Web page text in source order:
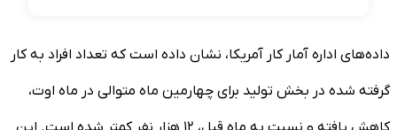
داده‌های اداره آمار کار آمریکا، نشان داده است که تعداد افراد به کار
گرفته شده در بخش تولید برای چهارمین ماه متوالی در ماه اوت،